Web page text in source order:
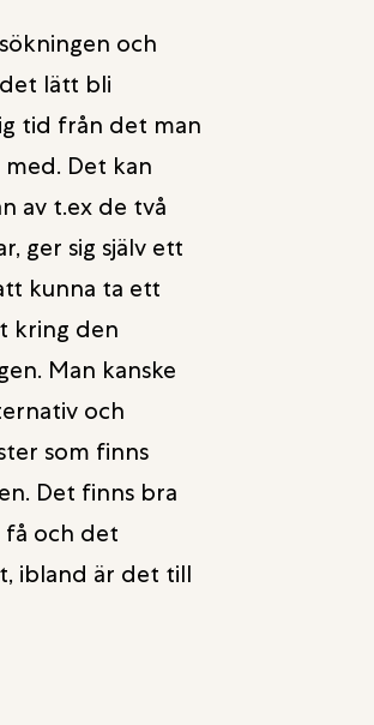
och
lätt bli
tid från det man
Det kan
av t.ex de två
ger sig själv ett
kunna ta ett
kring den
Man kanske
och
som finns
Det finns bra
få och det
ibland är det till